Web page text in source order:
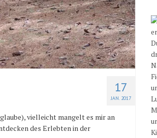
17
JAN. 2017
vielleicht mangelt es mir an
des Erlebten in der